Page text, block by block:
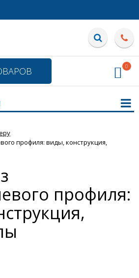
0
профиля: виды, конструкция,
профиля: